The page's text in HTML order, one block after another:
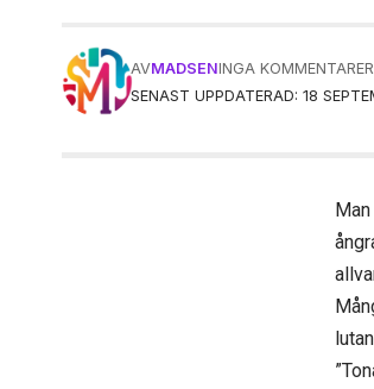
SENAST UPPDATERAD: 18
AVMADSENINGA KOMMENTARER